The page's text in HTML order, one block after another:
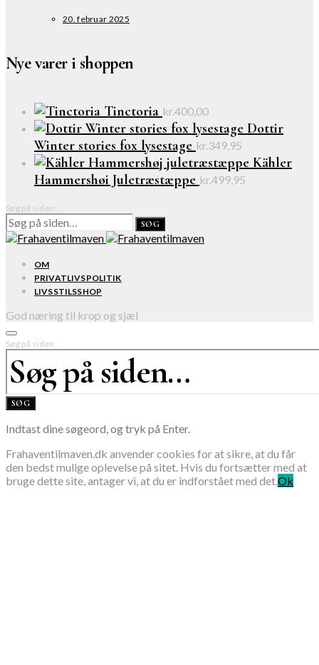
20. februar 2025
Nye varer i shoppen
Tinctoria kr.400,00
Dottir
Winter stories fox lysestage kr. 349,95
Kähler
Hammershøi Juletræstæppe kr.499,95
Søg på siden:
SØG
OM
PRIVATLIVSPOLITIK
LIVSSTILSSHOP
God næring til krop og sjæl
Søg på siden:
SØG
Indtast dine søgeord, og tryk på Enter.
Frahaventilmaven.dk anvender cookies for at sikre, at du får
den bedst mulige oplevelse på sitet. Hvis du fortsætter med at
bruge dette site, antager vi, at du er indforstået med det.Ok